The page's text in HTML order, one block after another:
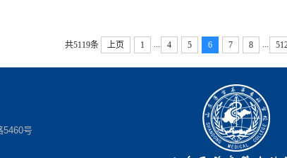
共5119条 上页 1 4 5 6 7 8
5460号